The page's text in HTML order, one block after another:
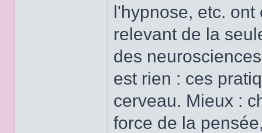
l'hypnose, etc.
relevant de la
des
est rien : ces
cerveau. Mieux :
force de la